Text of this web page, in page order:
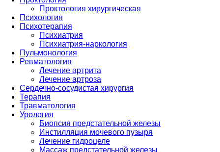
Проктология хирургическая
Психология
Психотерапия
Психиатрия
Психиатрия-наркология
Пульмонология
Ревматология
Лечение артрита
Лечение артроза
Сердечно-сосудистая хирургия
Терапия
Травматология
Урология
Биопсия предстательной железы
Инстилляция мочевого пузыря
Лечение гидроцеле
Массаж предстательной железы